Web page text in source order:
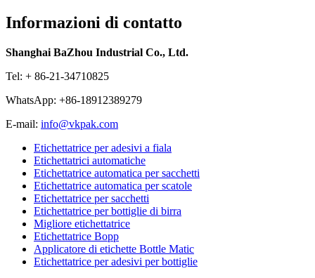
Informazioni di contatto
Shanghai BaZhou Industrial Co., Ltd.
Tel: + 86-21-34710825
WhatsApp: +86-18912389279
E-mail: info@vkpak.com
Etichettatrice per adesivi a fiala
Etichettatrici automatiche
Etichettatrice automatica per sacchetti
Etichettatrice automatica per scatole
Etichettatrice per sacchetti
Etichettatrice per bottiglie di birra
Migliore etichettatrice
Etichettatrice Bopp
Applicatore di etichette Bottle Matic
Etichettatrice per adesivi per bottiglie